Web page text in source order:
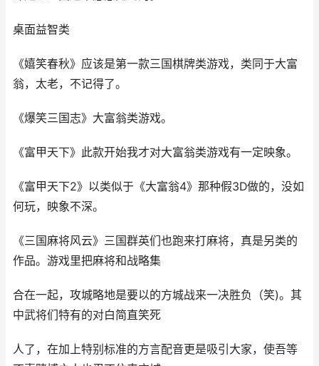
桌面益智类
《嬉笑春秋》应该是第一款三国棋牌类游戏，类同于大富
翁，太老，不记得了。
《爆笑三国志》大富翁类游戏。
《富甲天下》此款开始我才对大富翁类游戏有一定映象。
《富甲天下2》以类似于《大富翁4》那种假3D做的，没如
何玩，映象不深。
《三国麻将风云》三国群英们也跑来打麻将，真是另类的
作品。游戏里把麻将和战略集
合在一起，攻城略地是要以的方城战来一决胜负（笑)。其
中武将们特有的对白简直笑死
人了，在加上特别标准的方言配音更是吸引大家，使吾等